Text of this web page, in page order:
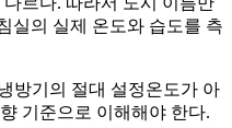
실의 실제 온도와 습도를 측
방기의 절대 설정온도가 아
기준으로 이해해야 한다.